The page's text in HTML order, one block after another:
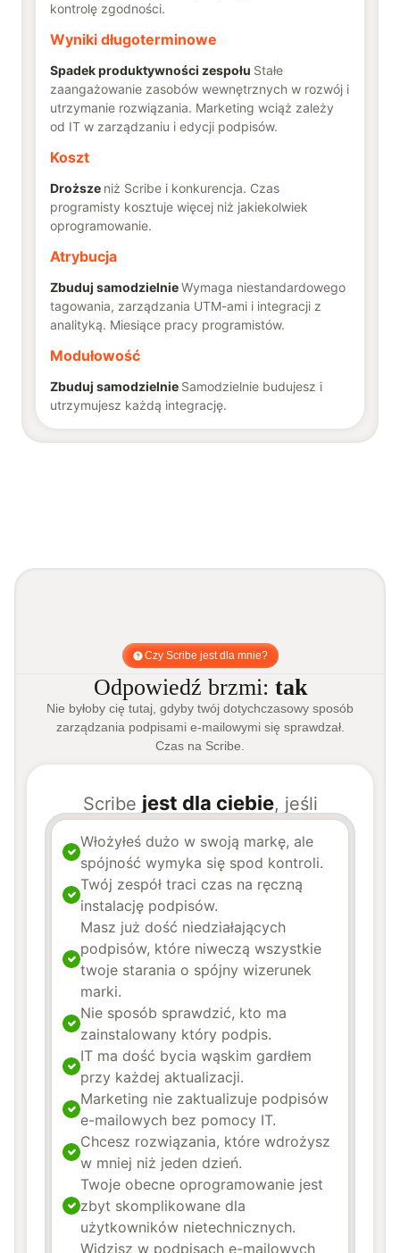
kontrolę zgodności.
Wyniki długoterminowe
Spadek produktywności zespołu Stałe
zaangażowanie zasobów wewnętrznych w rozwój i
utrzymanie rozwiązania. Marketing wciąż zależy
od IT w zarządzaniu i edycji podpisów.
Koszt
Droższe niż Scribe i konkurencja. Czas
programisty kosztuje więcej niż jakiekolwiek
oprogramowanie.
Atrybucja
Zbuduj samodzielnieWymaga niestandardowego
tagowania, zarządzania UTM-ami i integracji z
analityką. Miesiące pracy programistów.
Modułowość
Zbuduj samodzielnie Samodzielnie budujesz i
utrzymujesz każdą integrację.
Czy Scribe jest dla mnie?
Odpowiedź brzmi: tak
Nie byłoby cię tutaj, gdyby twój dotychczasowy sposób
zarządzania podpisami e-mailowymi się sprawdzał.
Czas na Scribe.
Scribe jest dla ciebie, jeśli
Włożyłeś dużo w swoją markę, ale
spójność wymyka się spod kontroli.
Twój zespół traci czas na ręczną
instalację podpisów.
Masz już dość niedziałających
podpisów, które niweczą wszystkie
twoje starania o spójny wizerunek
marki.
Nie sposób sprawdzić, kto ma
zainstalowany który podpis.
IT ma dość bycia wąskim gardłem
przy każdej aktualizacji.
Marketing nie zaktualizuje podpisów
e-mailowych bez pomocy IT.
Chcesz rozwiązania, które wdrożysz
w mniej niż jeden dzień.
Twoje obecne oprogramowanie jest
zbyt skomplikowane dla
użytkowników nietechnicznych.
Widzisz w podpisach e-mailowych